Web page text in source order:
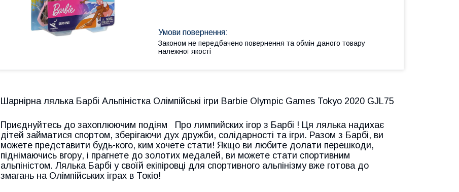
Законом не передбачено повернення та обмін даного товару
належної якості
Шарнірна лялька Барбі Альпіністка Олімпійські ігри Barbie Olympic Games Tokyo 2020 GJL75
Приєднуйтесь до захоплюючим подіям Про лимпийских ігор з Барбі ! Ця лялька надихає
дітей займатися спортом, зберігаючи дух дружби, солідарності та ігри. Разом з Барбі, ви
можете представити будь-кого, ким хочете стати! Якщо ви любите долати перешкоди,
піднімаючись вгору, і прагнете до золотих медалей, ви можете стати спортивним
альпіністом. Лялька Барбі у своїй екіпіровці для спортивного альпінізму вже готова до
змагань на Олімпійських іграх в Токіо!